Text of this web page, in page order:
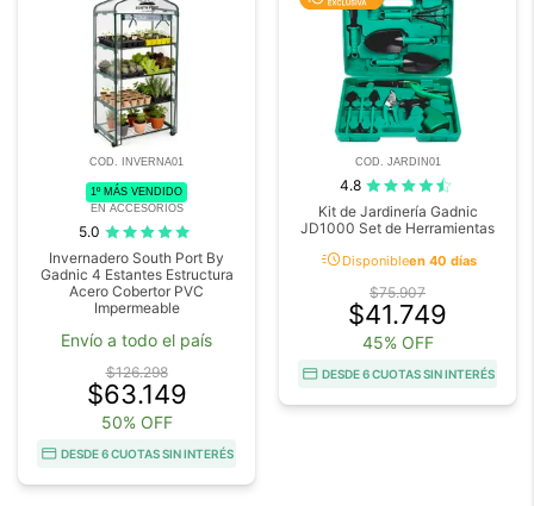
COD. INVERNA01
1º MÁS VENDIDO
EN ACCESORIOS
5.0
Invernadero South Port By
Gadnic 4 Estantes Estructura
Acero Cobertor PVC
Impermeable
Envío a todo el país
$126.298
$63.149
50% OFF
DESDE 6 CUOTAS SIN INTERÉS
COD. JARDIN01
4.8
Kit de Jardinería Gadnic
JD1000 Set de Herramientas
acuteDisponibleen 40 días
$75.907
$41.749
45% OFF
DESDE 6 CUOTAS SIN INTERÉS